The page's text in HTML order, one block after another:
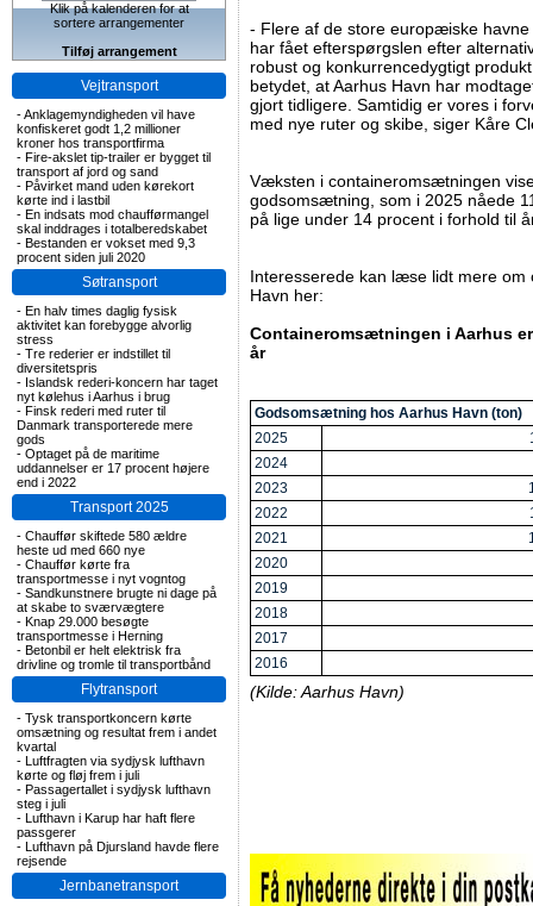
Klik på kalenderen for at
sortere arrangementer
Tilføj arrangement
Vejtransport
-Anklagemyndigheden vil have
konfiskeret godt 1,2 millioner
kroner hos transportfirma
- Fire-akslet tip-trailer er bygget til
transport af jord og sand
- Påvirket mand uden kørekort
kørte ind i lastbil
- En indsats mod chaufførmangel
skal inddrages i totalberedskabet
- Bestanden er vokset med 9,3
procent siden juli 2020
Søtransport
- En halv times daglig fysisk
aktivitet kan forebygge alvorlig
stress
- Tre rederier er indstillet til
diversitetspris
- Islandsk rederi-koncern har taget
nyt kølehus i Aarhus i brug
- Finsk rederi med ruter til
Danmark transporterede mere
gods
- Optaget på de maritime
uddannelser er 17 procent højere
end i 2022
Transport 2025
- Chauffør skiftede 580 ældre
heste ud med 660 nye
- Chauffør kørte fra
transportmesse i nyt vogntog
- Sandkunstnere brugte ni dage på
at skabe to sværvægtere
- Knap 29.000 besøgte
transportmesse i Herning
- Betonbil er helt elektrisk fra
drivline og tromle til transportbånd
Flytransport
- Tysk transportkoncern kørte
omsætning og resultat frem i andet
kvartal
- Luftfragten via sydjysk lufthavn
kørte og fløj frem i juli
- Passagertallet i sydjysk lufthavn
steg i juli
- Lufthavn i Karup har haft flere
passgerer
- Lufthavn på Djursland havde flere
rejsende
Jernbanetransport
- Flere af de store europæiske
har fået efterspørgslen efter
robust og konkurrencedygtigt
betydet, at Aarhus Havn har
gjort tidligere. Samtidig er vores i
med nye ruter og skibe, siger Kåre
Væksten i containeromsætningen
godsomsætning, som i 2025 nåede
på lige under 14 procent i forhold til
Interesserede kan læse lidt mere
Havn her:
Containeromsætningen i Aarhus
år
Godsomsætning hos Aarhus Havn (ton)
2025
2024
2023
2022
2021
2020
2019
2018
2017
2016
(Kilde: Aarhus Havn)